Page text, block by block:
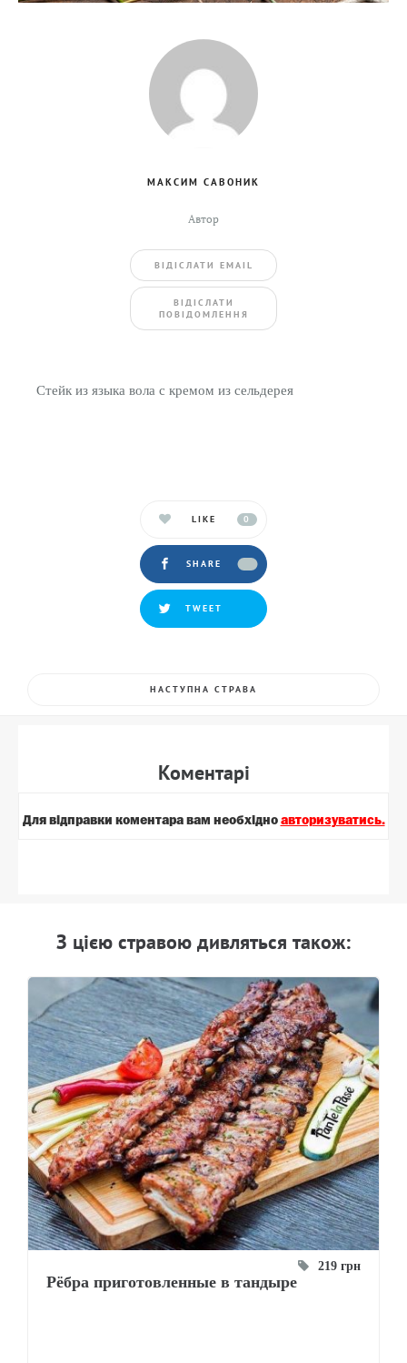
МАКСИМ САВОНИК
Автор
ВIДIСЛАТИ EMAIL
BIДIСЛАТИ
ПОВIДОМЛЕННЯ
Стейк из языка вола с кремом из сельдерея
LIKE 0
SHARE
TWEET
НАСТУПНА СТРАВА
Коментарi
Для вiдправки коментара вам необхiдно авторизуватись.
З цiєю стравою дивляться також:
219 грн
Рёбра приготовленные в тандыре